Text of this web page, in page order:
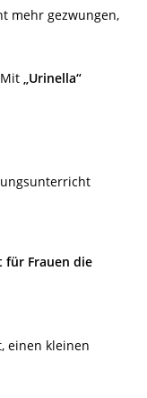
mehr gezwungen,
„Urinella“
für Frauen die
einen kleinen